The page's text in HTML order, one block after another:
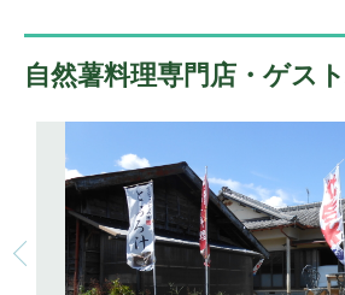
自然薯料理専門店・ゲス